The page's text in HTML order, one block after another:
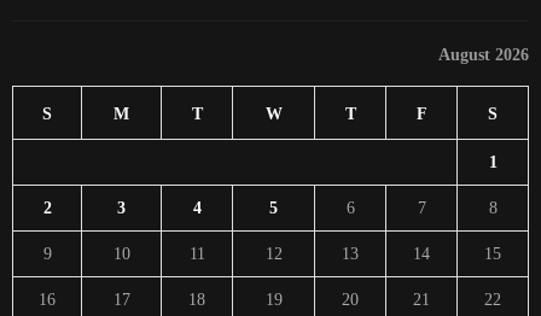
August 2026
S M T W T F S
1
2 3 4 5 6 7 8
9 10 11 12 13 14 15
16 17 18 19 20 21 22